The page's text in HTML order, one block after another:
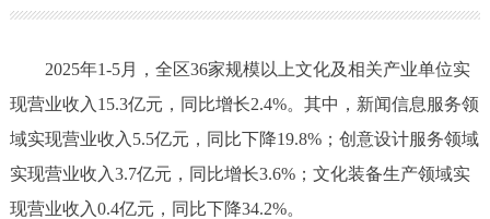
2025年1-5月，全区36家规模以上文化及相关产业单位实
现营业收入15.3亿元，同比增长2.4%。其中，新闻信息服务领
域实现营业收入5.5亿元，同比下降19.8%；创意设计服务领域
实现营业收入3.7亿元，同比增长3.6%；文化装备生产领域实
现营业收入0.4亿元，同比下降34.2%。